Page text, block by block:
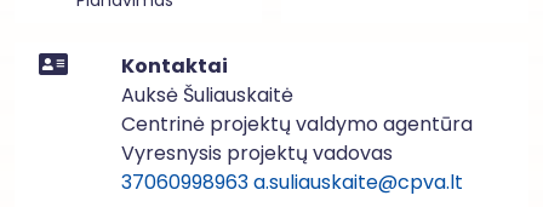
Kontaktai
Auksė Šuliauskaitė
Centrinė projektų valdymo agentūra
Vyresnysis projektų vadovas
37060998963a.suliauskaite@cpva.lt